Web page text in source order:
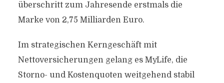
überschritt zum Jahresende erstmals die
Marke von 2,75 Milliarden Euro.
Im strategischen Kerngeschäft mit
Nettoversicherungen gelang es MyLife, die
Storno- und Kostenquoten weitgehend stabil